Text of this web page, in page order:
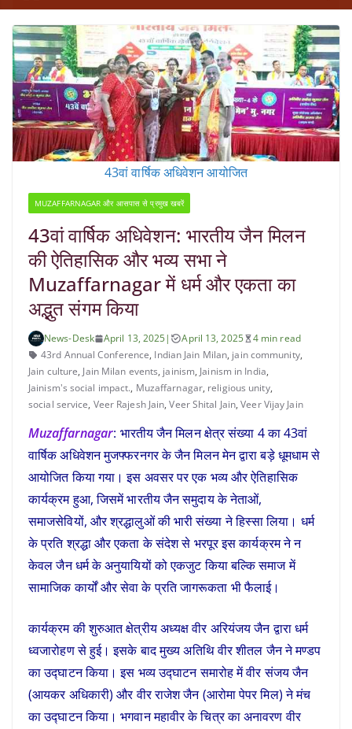
43वां वार्षिक अधिवेशन आयोजित
MUZAFFARNAGAR और आसपास से प्रमुख खबरें
43वां वार्षिक अधिवेशन: भारतीय जैन मिलन
की ऐतिहासिक और भव्य सभा ने
Muzaffarnagar में धर्म और एकता का
अद्भुत संगम किया
News-Desk April 13, 2025| April 13, 2025
4 min read
43rd Annual Conference, Indian Jain Milan, jain community,
Jain culture, Jain Milan events, jainism, Jainism in India,
Jainism's social impact., Muzaffarnagar, religious unity,
social service, Veer Rajesh Jain,Veer Shital Jain,Veer Vijay Jain
Muzaffarnagar: भारतीय जैन मिलन क्षेत्र संख्या 4 का 43वां
वार्षिक अधिवेशन मुजफ्फरनगर के जैन मिलन मेन द्वारा बड़े धूमधाम से
आयोजित किया गया। इस अवसर पर एक भव्य और ऐतिहासिक
कार्यक्रम हुआ, जिसमें भारतीय जैन समुदाय के नेताओं,
समाजसेवियों, और श्रद्धालुओं की भारी संख्या ने हिस्सा लिया। धर्म
के प्रति श्रद्धा और एकता के संदेश से भरपूर इस कार्यक्रम ने न
केवल जैन धर्म के अनुयायियों को एकजुट किया बल्कि समाज में
सामाजिक कार्यों और सेवा के प्रति जागरूकता भी फैलाई।
कार्यक्रम की शुरुआत क्षेत्रीय अध्यक्ष वीर अरियंजय जैन द्वारा धर्म
ध्वजारोहण से हुई। इसके बाद मुख्य अतिथि वीर शीतल जैन ने मण्डप
का उद्घाटन किया। इस भव्य उद्घाटन समारोह में वीर संजय जैन
(आयकर अधिकारी) और वीर राजेश जैन (आरोमा पेपर मिल) ने मंच
का उद्घाटन किया। भगवान महावीर के चित्र का अनावरण वीर